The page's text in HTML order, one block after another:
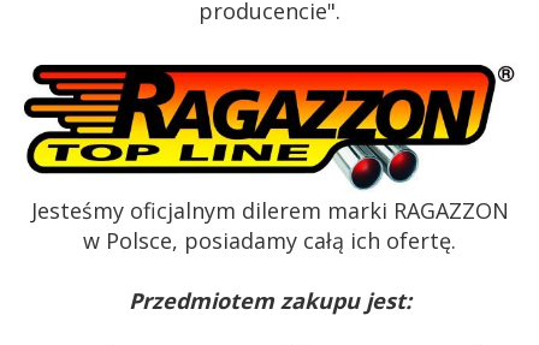
producencie".
Jesteśmy oficjalnym dilerem marki RAGAZZON
w Polsce, posiadamy całą ich ofertę.
Przedmiotem zakupu jest: